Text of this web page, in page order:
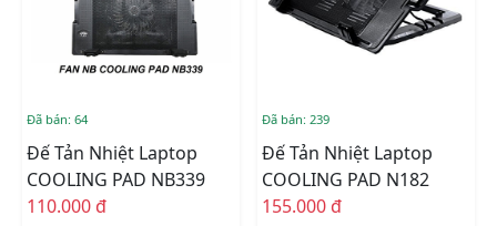
Đã bán: 64
Đế Tản Nhiệt Laptop
COOLING PAD NB339
110.000 đ
Đã bán: 239
Đế Tản Nhiệt Laptop
COOLING PAD N182
155.000 đ